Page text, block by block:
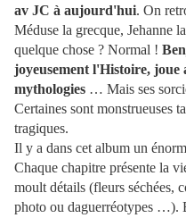
av JC à aujourd'hui. On
Méduse la grecque, Jehanne
quelque chose ? Normal !
joyeusement l'Histoire, joue
mythologies … Mais ses
Certaines sont monstrueuses
tragiques.
Il y a dans cet album un
Chaque chapitre présente la
moult détails (fleurs séchées,
photo ou daguerréotypes …).